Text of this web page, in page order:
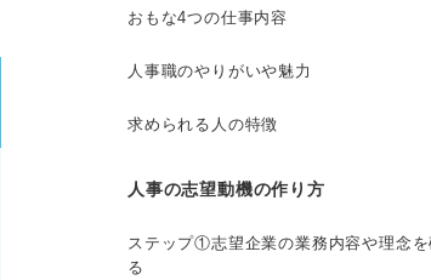
おもな4つの仕事内容
人事職のやりがいや魅力
求められる人の特徴
人事の志望動機の作り方
ステップ①志望企業の業務内容や理念を
る